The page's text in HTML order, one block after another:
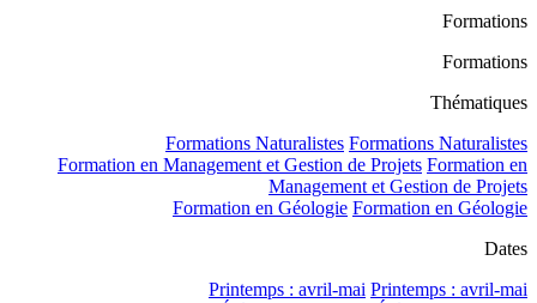
Formations
Formations
Thématiques
Formations Naturalistes Formations Naturalistes
Formation en Management et Gestion de Projets Formation en
Management et Gestion de Projets
Formation en Géologie Formation en Géologie
Dates
Printemps : avril-mai Printemps : avril-mai